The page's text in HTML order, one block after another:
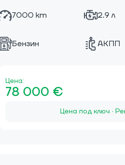
7000 km 2.9 л
Бензин АКПП
Цена:
78 000 €
Цена под ключ ·